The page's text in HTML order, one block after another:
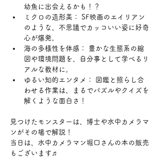
幼魚に出会えるかも！？
ミクロの造形美： SF映画のエイリアン
のような、不思議でカッコいい姿に好奇
心が爆発。
海の多様性を体感： 豊かな生態系の縮
図や環境問題を、自分事として学べるリ
アルな教材に。
ゆるい知的エンタメ： 図鑑と照らし合
わせる作業は、まるでパズルやクイズを
解くような面白さ！
見つけたモンスターは、博士や水中カメラマ
ンがその場で解説！
当日は、水中カメラマン堀口さんの本の販売
もございます♬